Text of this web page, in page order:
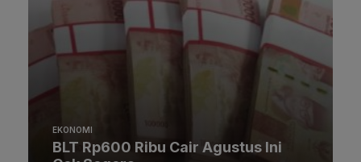
EKONOMI
BLT Rp600 Ribu Cair Agustus Ini